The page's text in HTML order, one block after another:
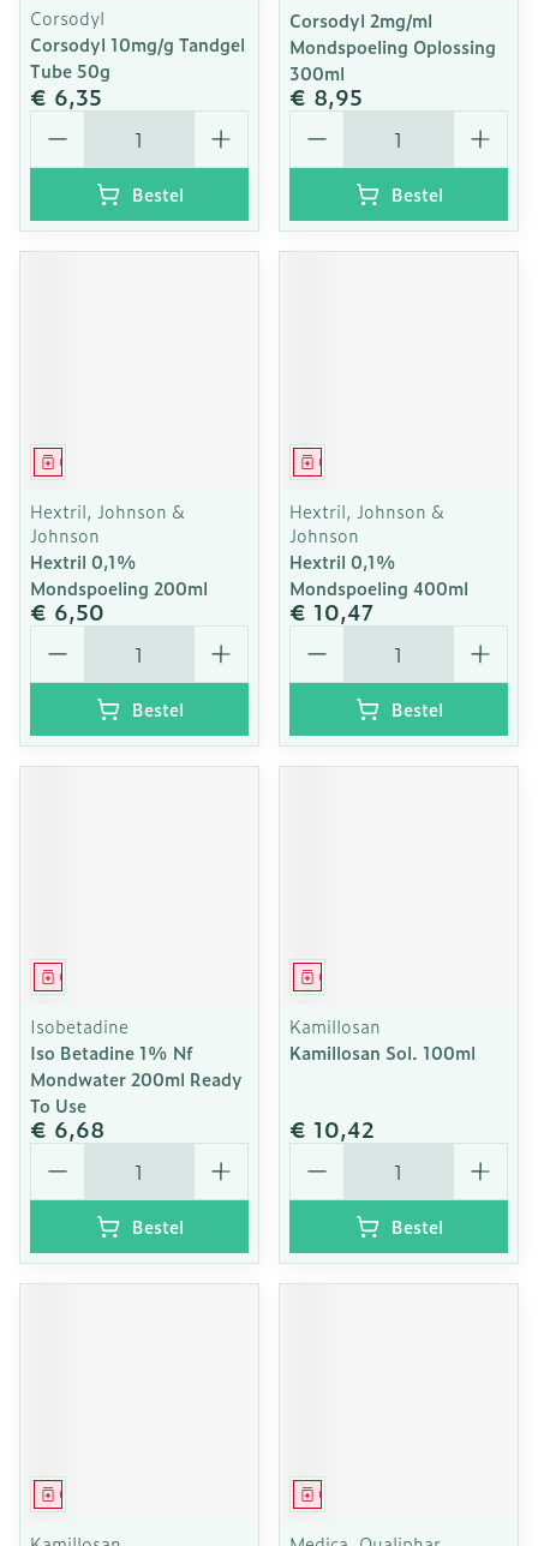
Corsodyl
Corsodyl 10mg/g Tandgel
Tube 50g
€ 6,35
Aantal
Bestel
Corsodyl 2mg/ml
Mondspoeling Oplossing
300ml
€ 8,95
Aantal
Bestel
Geneesmiddel
Hextril, Johnson &
Johnson
Hextril 0,1%
Mondspoeling 200ml
€ 6,50
Aantal
Bestel
Geneesmiddel
Hextril, Johnson &
Johnson
Hextril 0,1%
Mondspoeling 400ml
€ 10,47
Aantal
Bestel
Geneesmiddel
Isobetadine
Iso Betadine 1% Nf
Mondwater 200ml Ready
To Use
€ 6,68
Aantal
Bestel
Geneesmiddel
Kamillosan
Kamillosan Sol. 100ml
€ 10,42
Aantal
Bestel
Geneesmiddel Geneesmiddel